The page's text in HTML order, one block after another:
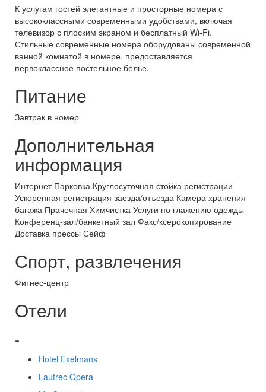
К услугам гостей элегантные и просторные номера с
высококлассными современными удобствами, включая
телевизор с плоским экраном и бесплатный Wi-Fi.
Стильные современные номера оборудованы современной
ванной комнатой в номере, предоставляется
первоклассное постельное белье.
Питание
Завтрак в номер
Дополнительная
информация
Интернет Парковка Круглосуточная стойка регистрации
Ускоренная регистрация заезда/отъезда Камера хранения
багажа Прачечная Химчистка Услуги по глажению одежды
Конференц-зал/банкетный зал Факс/ксерокопирование
Доставка прессы Сейф
Спорт, развлечения
Фитнес-центр
Отели
-
Hotel Exelmans
Lautrec Opera